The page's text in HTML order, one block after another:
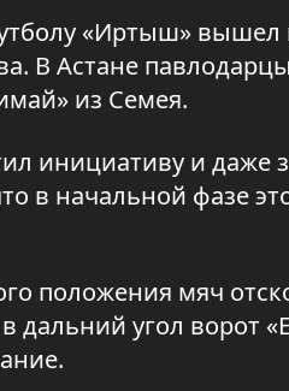
«Иртыш»
В Астане
из Семея.
инициативу и даже
в начальной фазе
положения мяч
дальний угол ворот